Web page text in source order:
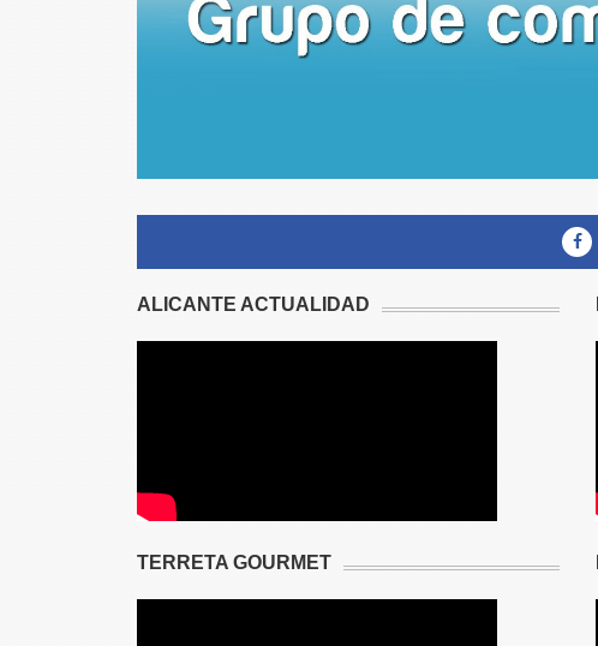
ALICANTE ACTUALIDAD
TERRETA GOURMET